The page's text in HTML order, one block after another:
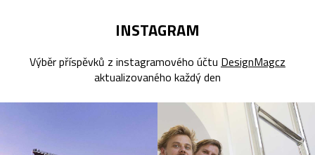
INSTAGRAM
Výběr příspěvků z instagramového účtu DesignMagcz
aktualizovaného každý den